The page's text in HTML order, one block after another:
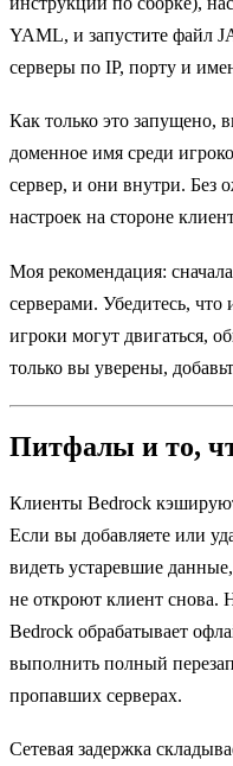
YAML, и запустите файл
серверы по IP, порту и
Как только это запущено,
доменное имя среди
сервер, и они внутри. Без
настроек на стороне
Моя рекомендация:
серверами. Убедитесь,
игроки могут двигаться,
только вы уверены,
Питфалы и то,
Клиенты Bedrock
Если вы добавляете или
видеть устаревшие
не откроют клиент снова.
Bedrock обрабатывает
выполнить полный
пропавших серверах.
Сетевая задержка